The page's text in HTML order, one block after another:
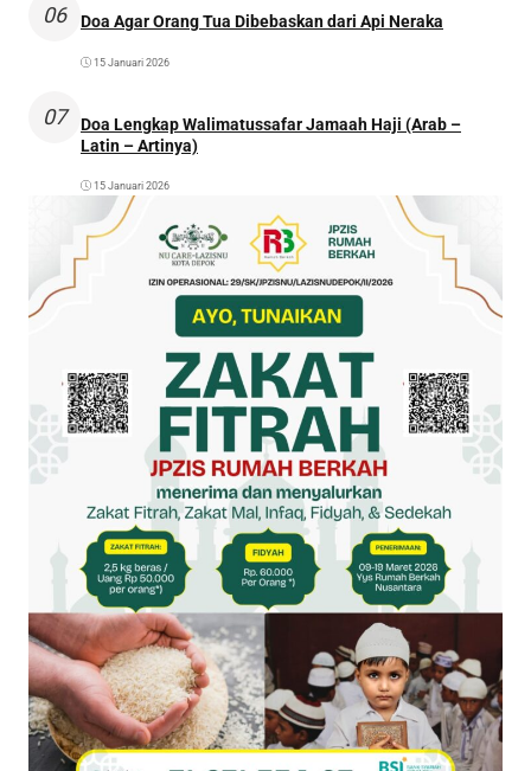
06 Doa Agar Orang Tua Dibebaskan dari Api Neraka
15 Januari 2026
07
Doa Lengkap Walimatussafar Jamaah Haji (Arab –
Latin – Artinya)
15 Januari 2026